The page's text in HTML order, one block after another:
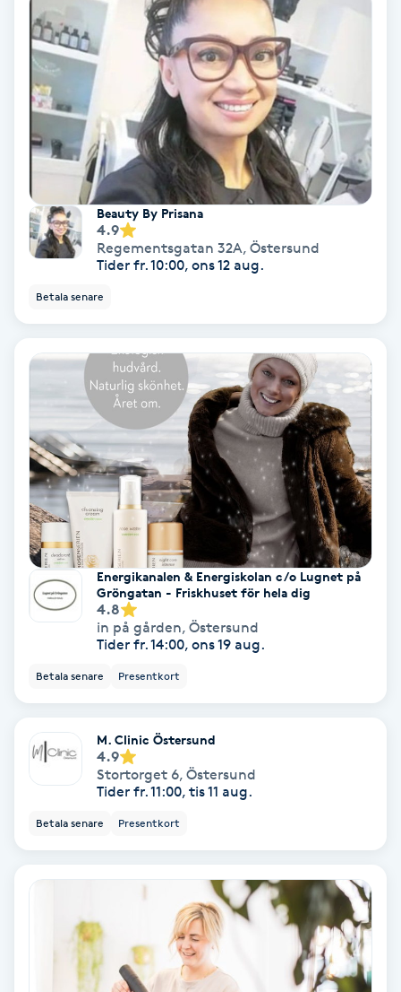
Navelpiercing
NBE-massage
Ny frisyr
Olaplex
Olaplexbehandling
Ombre
Ombre brows
Ombre naglar
Optiker
Ortobionomi
Ortopedi
Osteopati
Paraffinbehandling
Pedikyr
Pensionärklippning
Permanent
Permanent hårborttagning
Permanent ögonbrynsmakeup
Personal shopper
Beauty By Prisana
4.9
Regementsgatan 32A, Östersund
Tider fr. 10:00, ons 12 aug.
Betala senare
Energikanalen & Energiskolan c/o Lugnet på
Gröngatan - Friskhuset för hela dig
4.8
in på gården, Östersund
Tider fr. 14:00, ons 19 aug.
Betala senare Presentkort
M. Clinic Östersund
4.9
Stortorget 6, Östersund
Tider fr. 11:00, tis 11 aug.
Betala senare Presentkort